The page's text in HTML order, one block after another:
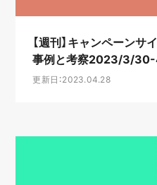
【週刊】キャンペーン
事例と考察2023/3/
更新日：2023.04.28